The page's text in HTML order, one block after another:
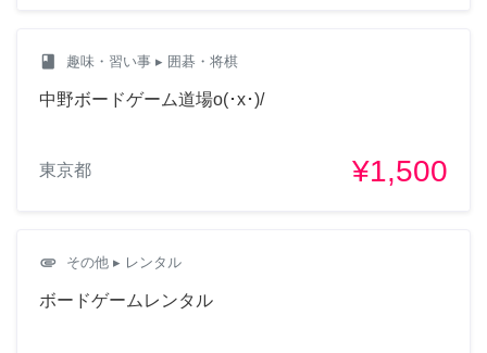
class 趣味・習い事 ▸ 囲碁・将棋
中野ボードゲーム道場o(･x･)/
東京都 ¥1,500
attachment その他 ▸ レンタル
ボードゲームレンタル